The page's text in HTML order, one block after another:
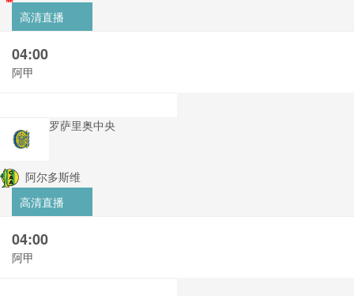
高清直播
04:00
阿甲
罗萨里奥中央
阿尔多斯维
高清直播
04:00
阿甲